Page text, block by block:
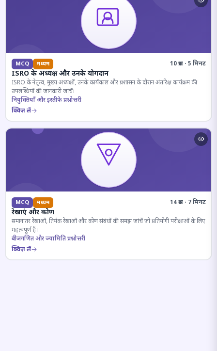
MCQ मध्यम 10 प्रश्न · 5 मिनट
ISRO के अध्यक्ष और उनके योगदान
ISRO के नेतृत्व, मुख्य अध्यक्षों, उनके कार्यकाल और प्रशासन के दौरान अंतरिक्ष कार्यक्रम की
उपलब्धियों की जानकारी जांचें।
नियुक्तियाँ और इस्तीफे प्रश्नोत्तरी
क्विज़ लें
MCQ मध्यम 14 प्रश्न · 7 मिनट
रेखाएं और कोण
समानांतर रेखाओं, तिर्यक रेखाओं और कोण संबंधों की समझ जांचें जो प्रतियोगी परीक्षाओं के लिए
महत्वपूर्ण हैं।
बीजगणित और ज्यामिति प्रश्नोत्तरी
क्विज़ लें